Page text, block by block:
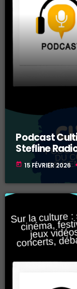
Podcast
Stefline
today 15 FÉVRIER 2026